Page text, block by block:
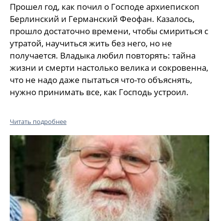
Прошел год, как почил о Господе архиепископ
Берлинский и Германский Феофан. Казалось,
прошло достаточно времени, чтобы смириться с
утратой, научиться жить без него, но не
получается. Владыка любил повторять: тайна
жизни и смерти настолько велика и сокровенна,
что не надо даже пытаться что-то объяснять,
нужно принимать все, как Господь устроил.
Читать подробнее